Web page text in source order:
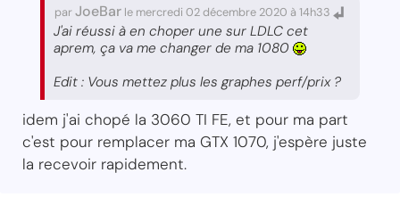
parJoeBar le mercredi 02 décembre 2020 à 14h33
J'ai réussi à en choper une sur LDLC cet
aprem, ça va me changer de ma 1080
Edit : Vous mettez plus les graphes perf/prix ?
idem j'ai chopé la 3060 TI FE, et pour ma part
c'est pour remplacer ma GTX 1070, j'espère juste
la recevoir rapidement.